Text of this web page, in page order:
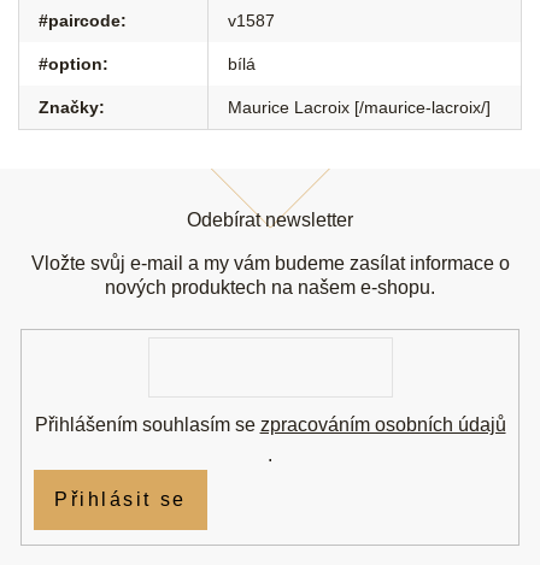
#paircode: v1587
#option: bílá
Značky: Maurice Lacroix [/maurice-lacroix/]
Odebírat newsletter
Vložte svůj e-mail a my vám budeme zasílat informace o
nových produktech na našem e-shopu.
Přihlášením souhlasím se zpracováním osobních údajů
.
Přihlásit se